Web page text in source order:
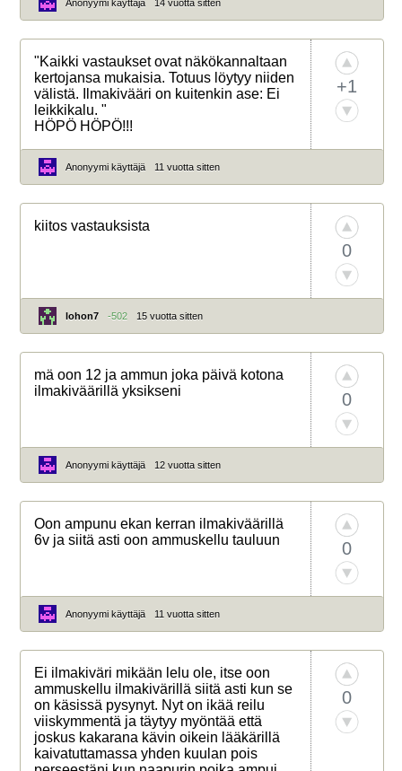
Anonyymi käyttäjä 14 vuotta sitten
"Kaikki vastaukset ovat näkökannaltaan
kertojansa mukaisia. Totuus löytyy niiden
välistä. Ilmakivääri on kuitenkin ase: Ei
leikkikalu. "
HÖPÖ HÖPÖ!!!
+1
Anonyymi käyttäjä 11 vuotta sitten
kiitos vastauksista
0
lohon7 -502 15 vuotta sitten
mä oon 12 ja ammun joka päivä kotona
ilmakiväärillä yksikseni
0
Anonyymi käyttäjä 12 vuotta sitten
Oon ampunu ekan kerran ilmakiväärillä
6v ja siitä asti oon ammuskellu tauluun
0
Anonyymi käyttäjä 11 vuotta sitten
Ei ilmakiväri mikään lelu ole, itse oon
ammuskellu ilmakivärillä siitä asti kun se
on käsissä pysynyt. Nyt on ikää reilu
viiskymmentä ja täytyy myöntää että
joskus kakarana kävin oikein lääkärillä
kaivatuttamassa yhden kuulan pois
0